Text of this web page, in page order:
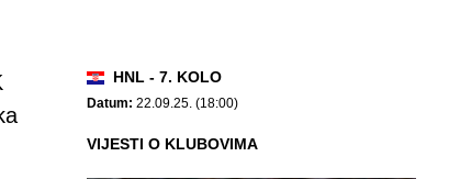
HNL - 7. KOLO
Datum: 22.09.25. (18:00)
VIJESTI O KLUBOVIMA